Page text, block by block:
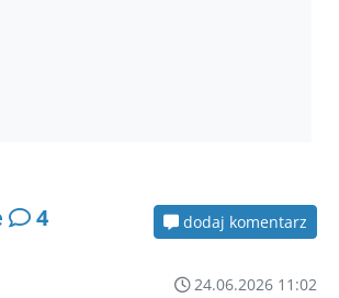
4 dodaj komentarz
24.06.2026 11:02